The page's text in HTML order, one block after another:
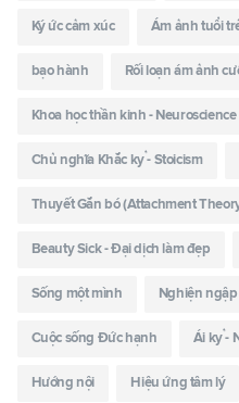
Ký ức cảm xúc Ám ảnh tuổi
bạo hành Rối loạn ám ảnh
Khoa học thần kinh - Neuroscience
Chủ nghĩa Khắc kỷ - Stoicism
Thuyết Gắn bó (Attachment
Beauty Sick - Đại dịch làm đẹp
Sống một mình Nghiện ngập
Cuộc sống Đức hạnh Ái kỷ -
Hướng nội Hiệu ứng tâm lý